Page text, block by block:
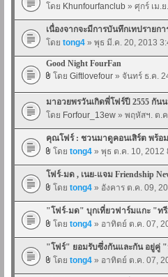
โดย Khunfourfanclub » ศุกร์ เม.
เนื่องจากจะมีการบันทึกเทปราย
โดย tong4 » พุธ มี.ค. 20, 2013
Good Night FourFan
โดย Giftlovefour » จันทร์ ธ.ค.
มาอวยพรวันเกิดพี่โฟร์ปี 2555 กัน
โดย Forfour_13ew » พฤหัสฯ. ต.
คุณโฟร์ : ชวนมาดูคอนเสิร์ต พร้อ
โดย tong4 » พุธ ต.ค. 10, 2012
โฟร์-มด , เนย-แจม Friendship
โดย tong4 » อังคาร ต.ค. 09,
"โฟร์-มด" บุกเที่ยวฟาร์มแกะ "ท
โดย tong4 » อาทิตย์ ต.ค. 07,
"โฟร์" ยอมรับซึ่งกันและกัน อยู่คู่
โดย tong4 » อาทิตย์ ต.ค. 07,